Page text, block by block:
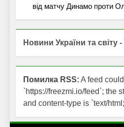
від матчу Динамо проти
Новини України та світу
Помилка RSS: A feed
`https://freezmi.io/feed`; the
and content-type is `text/